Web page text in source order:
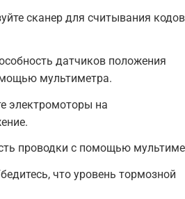
сканер для считывания кодов
датчиков положения
мультиметра.
электромоторы на
проводки с помощью
что уровень тормозной